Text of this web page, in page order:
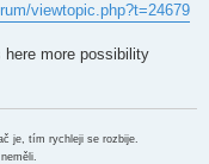
viewtopic.php?t=24679
here more possibility
je, tím rychleji se rozbije.